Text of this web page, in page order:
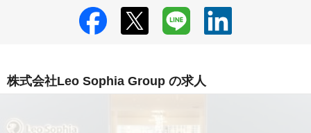
株式会社Leo Sophia Group の求人